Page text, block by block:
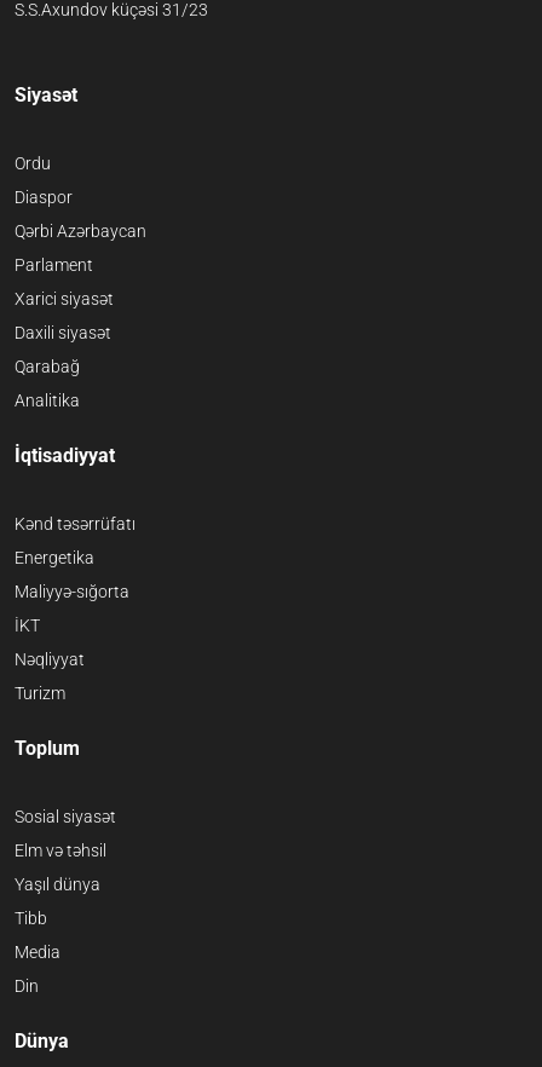
S.S.Axundov küçəsi 31/23
Siyasət
Ordu
Diaspor
Qərbi Azərbaycan
Parlament
Xarici siyasət
Daxili siyasət
Qarabağ
Analitika
İqtisadiyyat
Kənd təsərrüfatı
Energetika
Maliyyə-sığorta
İKT
Nəqliyyat
Turizm
Toplum
Sosial siyasət
Elm və təhsil
Yaşıl dünya
Tibb
Media
Din
Dünya